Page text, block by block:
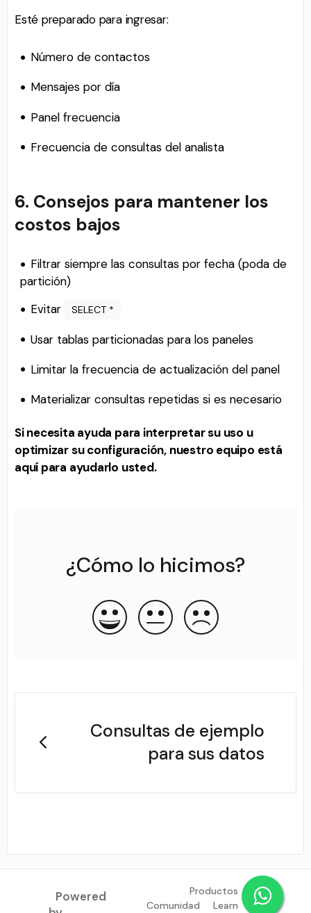
Esté preparado para ingresar:
Número de contactos
Mensajes por día
Panel frecuencia
Frecuencia de consultas del analista
6. Consejos para mantener los
costos bajos
Filtrar siempre las consultas por fecha (poda de
partición)
Evitar
SELECT *
Usar tablas particionadas para los paneles
Limitar la frecuencia de actualización del panel
Materializar consultas repetidas si es necesario
Si necesita ayuda para interpretar su uso u
optimizar su configuración, nuestro equipo está
aquí para ayudarlo usted.
¿Cómo lo hicimos?
Consultas de ejemplo
para sus datos
Powered
Productos
Comunidad
Learn